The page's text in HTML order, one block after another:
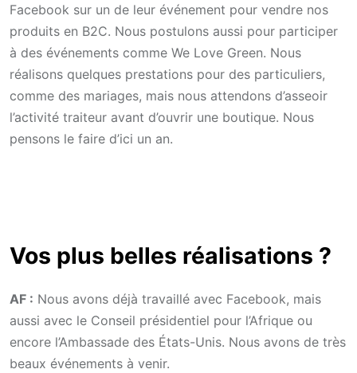
Facebook sur un de leur événement pour vendre nos
produits en B2C. Nous postulons aussi pour participer
à des événements comme We Love Green. Nous
réalisons quelques prestations pour des particuliers,
comme des mariages, mais nous attendons d’asseoir
l’activité traiteur avant d’ouvrir une boutique. Nous
pensons le faire d’ici un an.
Vos plus belles réalisations ?
AF : Nous avons déjà travaillé avec Facebook, mais
aussi avec le Conseil présidentiel pour l’Afrique ou
encore l’Ambassade des États-Unis. Nous avons de très
beaux événements à venir.